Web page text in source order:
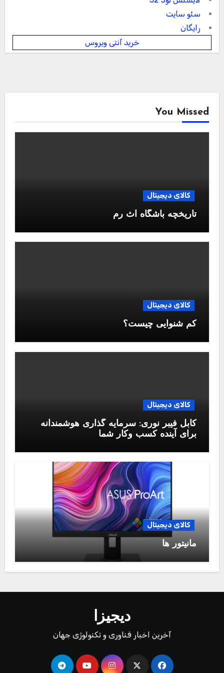
سئو سایت
رایگان
خرید آنتی ویروس
You Missed
کالای دیجیتال
تاریخچه باشگاه آث رم
کالای دیجیتال
کم شنوایی چیست؟
کالای دیجیتال
کابل فیبر نوری: سرمایه گذاری هوشمندانه
برای آینده کسب وکار شما
کالای دیجیتال
مانیتور ها
دیجیزا
آخرین اخبار فناوری و تکنولوژی جهان